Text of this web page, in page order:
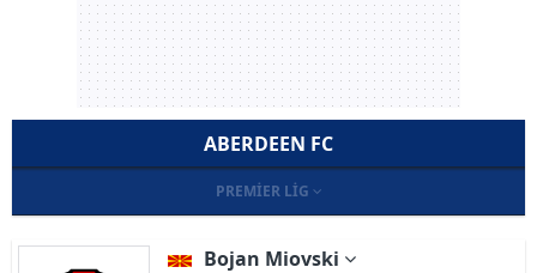
ABERDEEN FC
PREMIER LIG
Bojan Miovski